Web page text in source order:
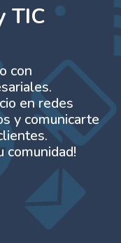
TIC
con
en redes
y comunicarte
comunidad!